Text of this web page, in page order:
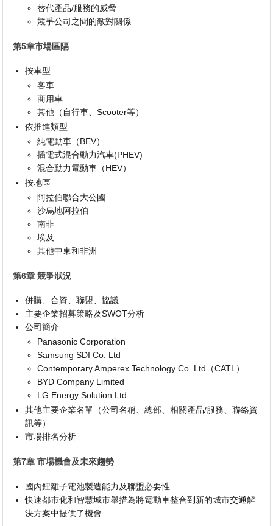
替代產品/服務的威脅
競爭公司之間的敵對關係
第5章市場區隔
按車型
客車
商用車
其他（自行車、Scooter等）
依推進類型
純電動車（BEV）
插電式混合動力汽車(PHEV)
混合動力電動車（HEV）
按地區
阿拉伯聯合大公國
沙烏地阿拉伯
南非
埃及
其他中東和非洲
第6章 競爭狀況
併購、合資、聯盟、協議
主要企業招募策略及SWOT分析
公司簡介
Panasonic Corporation
Samsung SDI Co. Ltd
Contemporary Amperex Technology Co. Ltd（CATL）
BYD Company Limited
LG Energy Solution Ltd
其他主要企業名單（公司名稱、總部、相關產品/服務、聯絡資
訊等）
市場排名分析
第7章 市場機會及未來趨勢
國內鋰離子電池製造能力及聯盟必要性
快速都市化和智慧城市舉措為將電動車整合到新的城市交通解
決方案中提供了機會